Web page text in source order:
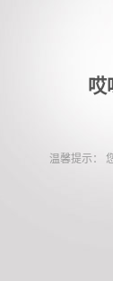
哎
温馨提示：